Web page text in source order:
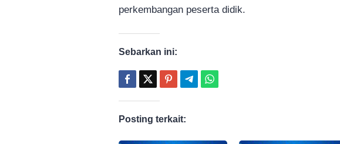
perkembangan peserta didik.
Sebarkan ini:
Posting terkait: